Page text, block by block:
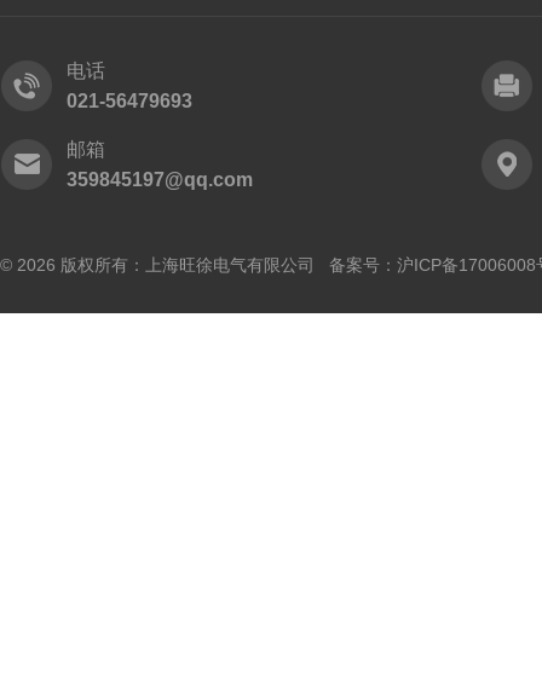
电话
021-56479693
邮箱
359845197@qq.com
© 2026 版权所有：上海旺徐电气有限公司 备案号： 沪ICP备17006008